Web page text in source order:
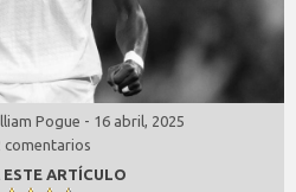
Pogue - 16 abril, 2025
comentarios
ARTÍCULO